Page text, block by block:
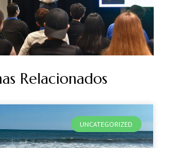
Relacionados
UNCATEGORIZED